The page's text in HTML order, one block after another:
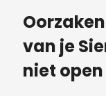
van je
niet